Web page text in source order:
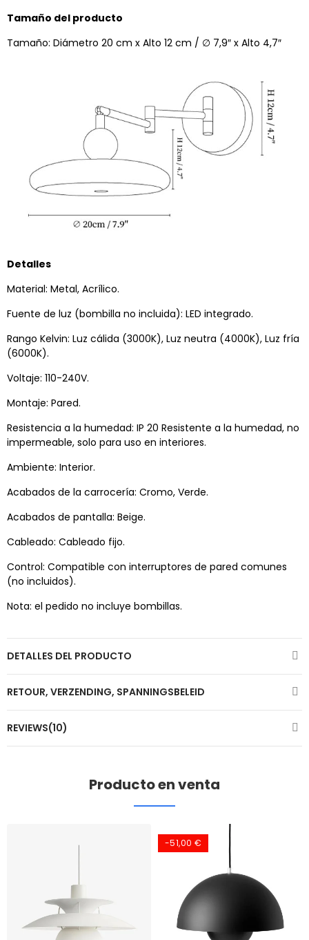
Tamaño del producto
Tamaño: Diámetro 20 cm x Alto 12 cm / ∅ 7,9″ x Alto 4,7″
Detalles
Material: Metal, Acrílico.
Fuente de luz (bombilla no incluida): LED integrado.
Rango Kelvin: Luz cálida (3000K), Luz neutra (4000K), Luz fría
(6000K).
Voltaje: 110-240V.
Montaje: Pared.
Resistencia a la humedad: IP 20 Resistente a la humedad, no
impermeable, solo para uso en interiores.
Ambiente: Interior.
Acabados de la carrocería: Cromo, Verde.
Acabados de pantalla: Beige.
Cableado: Cableado fijo.
Control: Compatible con interruptores de pared comunes
(no incluidos).
Nota: el pedido no incluye bombillas.
DETALLES DEL PRODUCTO
RETOUR, VERZENDING, SPANNINGSBELEID
REVIEWS(10)
Producto en venta
-51,00 €